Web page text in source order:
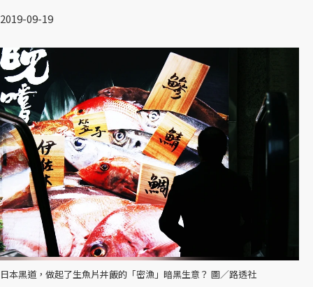
2019-09-19
日本黑道，做起了生魚片丼飯的「密漁」暗黑生意？ 圖／路透社